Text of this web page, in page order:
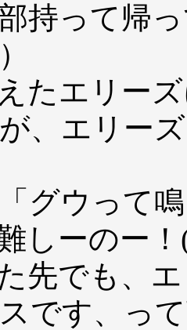
持って帰
たエリー
、エリー
グウって
しーのー
先でも、
です、っ